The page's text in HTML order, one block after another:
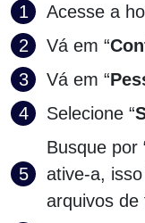
Acesse a
Vá em “
Vá em “
Selecione “
Busque por
ative-a,
arquivos de